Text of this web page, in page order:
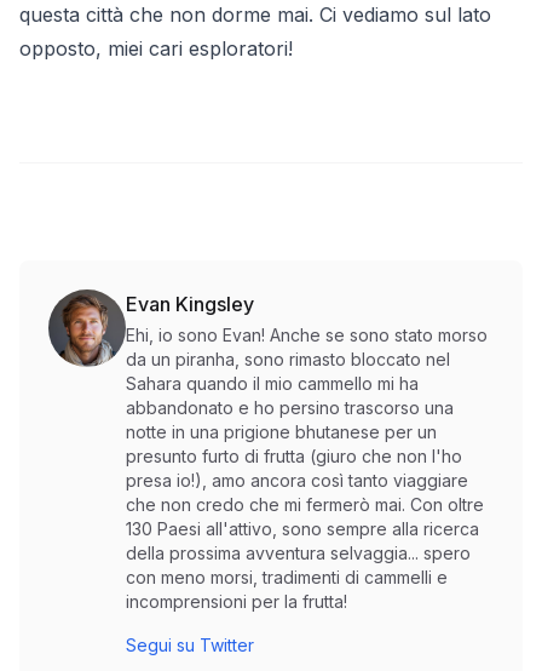
questa città che non dorme mai. Ci vediamo sul lato
opposto, miei cari esploratori!
Evan Kingsley
Ehi, io sono Evan! Anche se sono stato morso
da un piranha, sono rimasto bloccato nel
Sahara quando il mio cammello mi ha
abbandonato e ho persino trascorso una
notte in una prigione bhutanese per un
presunto furto di frutta (giuro che non l'ho
presa io!), amo ancora così tanto viaggiare
che non credo che mi fermerò mai. Con oltre
130 Paesi all'attivo, sono sempre alla ricerca
della prossima avventura selvaggia... spero
con meno morsi, tradimenti di cammelli e
incomprensioni per la frutta!
Segui su Twitter